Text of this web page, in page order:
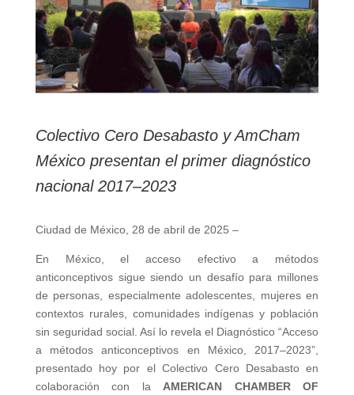
Colectivo Cero Desabasto y AmCham
México presentan el primer diagnóstico
nacional 2017–2023
Ciudad de México, 28 de abril de 2025 –
En México, el acceso efectivo a métodos
anticonceptivos sigue siendo un desafío para millones
de personas, especialmente adolescentes, mujeres en
contextos rurales, comunidades indígenas y población
sin seguridad social. Así lo revela el Diagnóstico “Acceso
a métodos anticonceptivos en México, 2017–2023”,
presentado hoy por el Colectivo Cero Desabasto en
colaboración con la AMERICAN CHAMBER OF